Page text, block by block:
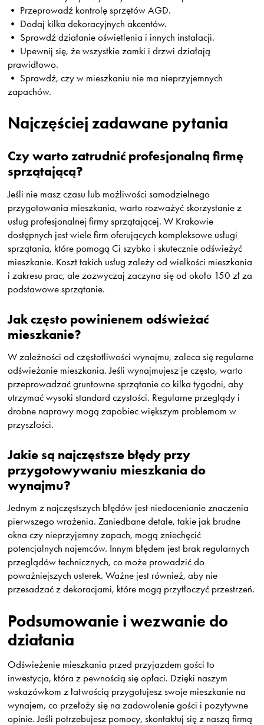
• Przeprowadź kontrolę sprzętów AGD.
• Dodaj kilka dekoracyjnych akcentów.
• Sprawdź działanie oświetlenia i innych instalacji.
• Upewnij się, że wszystkie zamki i drzwi działają
prawidłowo.
• Sprawdź, czy w mieszkaniu nie ma nieprzyjemnych
zapachów.
Najczęściej zadawane pytania
Czy warto zatrudnić profesjonalną firmę
sprzątającą?
Jeśli nie masz czasu lub możliwości samodzielnego
przygotowania mieszkania, warto rozważyć skorzystanie z
usług profesjonalnej firmy sprzątającej. W Krakowie
dostępnych jest wiele firm oferujących kompleksowe usługi
sprzątania, które pomogą Ci szybko i skutecznie odświeżyć
mieszkanie. Koszt takich usług zależy od wielkości mieszkania
i zakresu prac, ale zazwyczaj zaczyna się od około 150 zł za
podstawowe sprzątanie.
Jak często powinienem odświeżać
mieszkanie?
W zależności od częstotliwości wynajmu, zaleca się regularne
odświeżanie mieszkania. Jeśli wynajmujesz je często, warto
przeprowadzać gruntowne sprzątanie co kilka tygodni, aby
utrzymać wysoki standard czystości. Regularne przeglądy i
drobne naprawy mogą zapobiec większym problemom w
przyszłości.
Jakie są najczęstsze błędy przy
przygotowywaniu mieszkania do
wynajmu?
Jednym z najczęstszych błędów jest niedocenianie znaczenia
pierwszego wrażenia. Zaniedbane detale, takie jak brudne
okna czy nieprzyjemny zapach, mogą zniechęcić
potencjalnych najemców. Innym błędem jest brak regularnych
przeglądów technicznych, co może prowadzić do
poważniejszych usterek. Ważne jest również, aby nie
przesadzać z dekoracjami, które mogą przytłoczyć przestrzeń.
Podsumowanie i wezwanie do
działania
Odświeżenie mieszkania przed przyjazdem gości to
inwestycja, która z pewnością się opłaci. Dzięki naszym
wskazówkom z łatwością przygotujesz swoje mieszkanie na
wynajem, co przełoży się na zadowolenie gości i pozytywne
opinie. Jeśli potrzebujesz pomocy, skontaktuj się z naszą firmą